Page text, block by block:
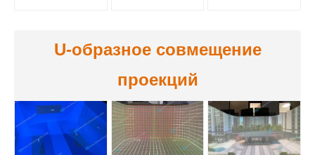
U-образное совмещение
проекций